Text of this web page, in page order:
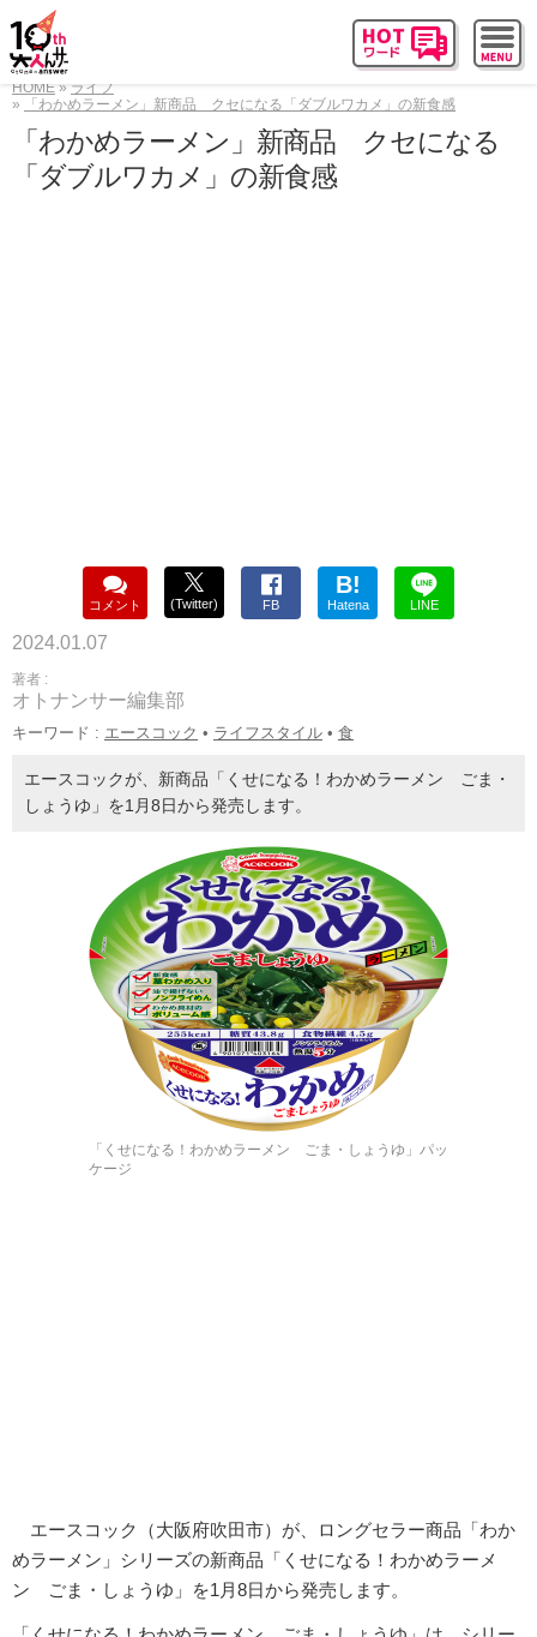
HOME
ライフ
「わかめラーメン」新商品 クセになる「ダブルワカメ」の新食感
「わかめラーメン」新商品 クセになる
「ダブルワカメ」の新食感
コメント (Twitter) FB
B!
Hatena LINE
2024.01.07
著者 :
オトナンサー編集部
キーワード : エースコック • ライフスタイル • 食
エースコックが、新商品「くせになる！わかめラーメン ごま・
しょうゆ」を1月8日から発売します。
「くせになる！わかめラーメン ごま・しょうゆ」パッ
ケージ
エースコック（大阪府吹田市）が、ロングセラー商品「わか
めラーメン」シリーズの新商品「くせになる！わかめラーメ
ン ごま・しょうゆ」を1月8日から発売します。